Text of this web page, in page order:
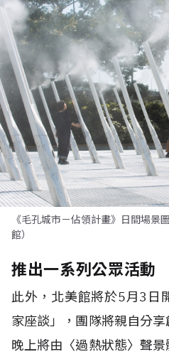
《毛孔城市－佔領計畫》日間場景
館）
推出一系列公眾活動
此外，北美館將於5月3日
家座談」，團隊將親自分
晚上將由〈過熱狀態〉聲